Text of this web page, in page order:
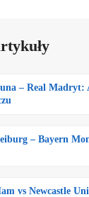
– Real Madryt:
– Bayern
vs Newcastle